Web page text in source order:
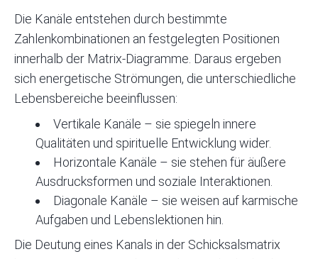
Die Kanäle entstehen durch bestimmte
Zahlenkombinationen an festgelegten Positionen
innerhalb der Matrix-Diagramme. Daraus ergeben
sich energetische Strömungen, die unterschiedliche
Lebensbereiche beeinflussen:
Vertikale Kanäle – sie spiegeln innere
Qualitäten und spirituelle Entwicklung wider.
Horizontale Kanäle – sie stehen für äußere
Ausdrucksformen und soziale Interaktionen.
Diagonale Kanäle – sie weisen auf karmische
Aufgaben und Lebenslektionen hin.
Die Deutung eines Kanals in der Schicksalsmatrix